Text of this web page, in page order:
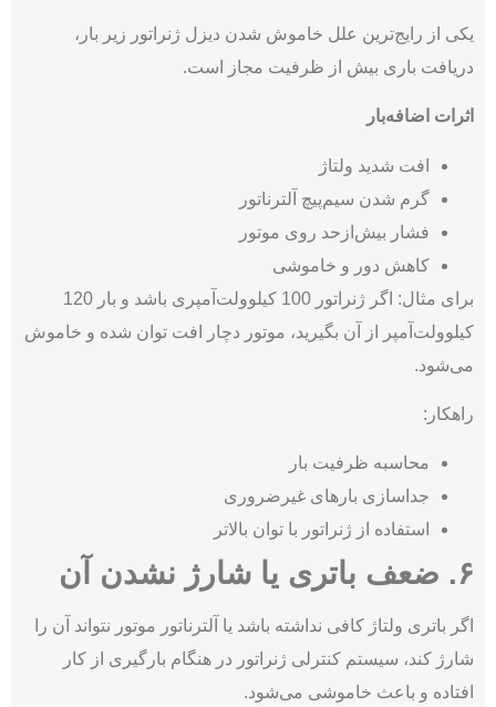
یکی از رایج‌ترین علل خاموش شدن دیزل ژنراتور زیر بار،
دریافت باری بیش از ظرفیت مجاز است.
اثرات اضافه‌بار
افت شدید ولتاژ
گرم شدن سیم‌پیچ آلترناتور
فشار بیش‌ازحد روی موتور
کاهش دور و خاموشی
برای مثال: اگر ژنراتور 100 کیلوولت‌آمپری باشد و بار 120
کیلوولت‌آمپر از آن بگیرید، موتور دچار افت توان شده و خاموش
می‌شود.
راهکار:
محاسبه ظرفیت بار
جداسازی بارهای غیرضروری
استفاده از ژنراتور با توان بالاتر
۶. ضعف باتری یا شارژ نشدن آن
اگر باتری ولتاژ کافی نداشته باشد یا آلترناتور موتور نتواند آن را
شارژ کند، سیستم کنترلی ژنراتور در هنگام بارگیری از کار
افتاده و باعث خاموشی می‌شود.